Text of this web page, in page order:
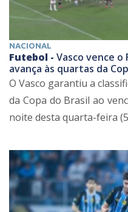
NACIONAL
Futebol - Vasco vence o
avança às quartas da
O Vasco garantiu a
da Copa do Brasil ao
noite desta quarta-feira